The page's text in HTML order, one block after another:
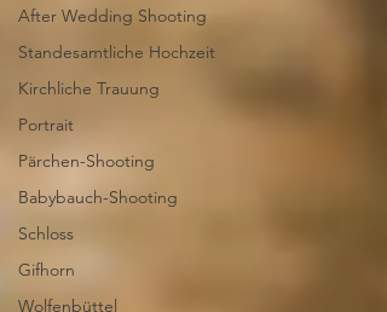
After Wedding Shooting
Standesamtliche Hochzeit
Kirchliche Trauung
Portrait
Pärchen-Shooting
Babybauch-Shooting
Schloss
Gifhorn
Wolfenbüttel